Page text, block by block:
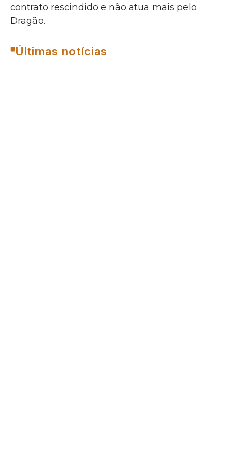
contrato rescindido e não atua mais pelo
Dragão.
Últimas notícias